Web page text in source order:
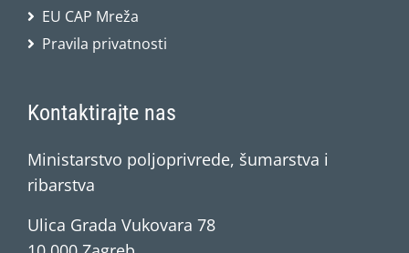
EU CAP Mreža
Pravila privatnosti
Kontaktirajte nas
Ministarstvo poljoprivrede, šumarstva i
ribarstva
Ulica Grada Vukovara 78